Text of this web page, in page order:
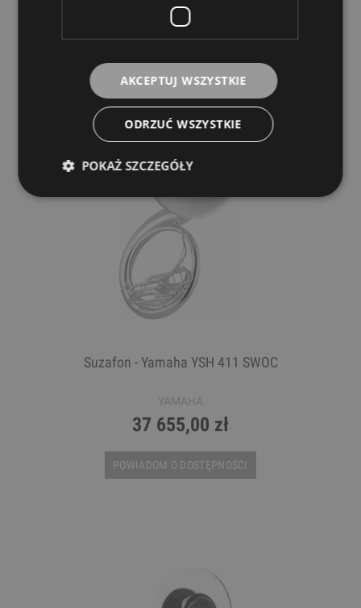
Suzafon - Yamaha YSH 411 SWOC
YAMAHA
37 655,00 zł
POWIADOM O DOSTĘPNOŚCI
AKCEPTUJ WSZYSTKIE
ODRZUĆ WSZYSTKIE
POKAŻ SZCZEGÓŁY